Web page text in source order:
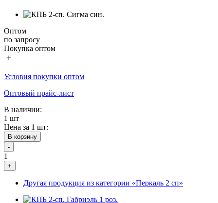
Оптом
по запросу
Покупка оптом
Условия покупки оптом
Оптовый прайс-лист
В наличии:
1 шт
Цена за 1 шт:
В корзину
-
1
+
Другая продукция из категории «Перкаль 2 сп»